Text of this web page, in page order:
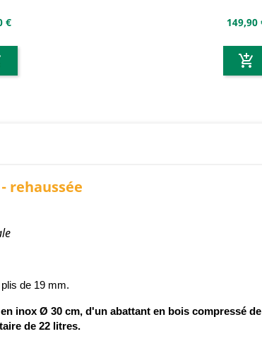
€ 149,90
add_shopping_cart
rehaussée
de 19 mm.
inox Ø 30 cm, d'un abattant en bois compressé
de 22 litres.